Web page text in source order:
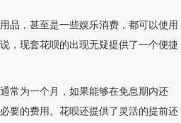
品，甚至是一些娱乐消费，都可以使用
，现套花呗的出现无疑提供了一个便捷
常为一个月，如果能够在免息期内还
要的费用。花呗还提供了灵活的提前还